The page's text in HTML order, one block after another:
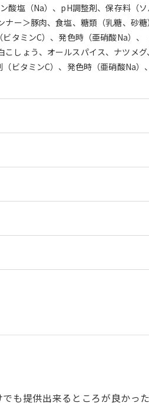
酸塩（Na）、pH調整剤、保存料（
ー＞豚肉、食塩、糖類（乳糖、砂
タミンC）、発色時（亜硝酸Na）、
しょう、オールスパイス、ナツメ
ビタミンC）、発色時（亜硝酸Na）
も提供出来るところが良かった